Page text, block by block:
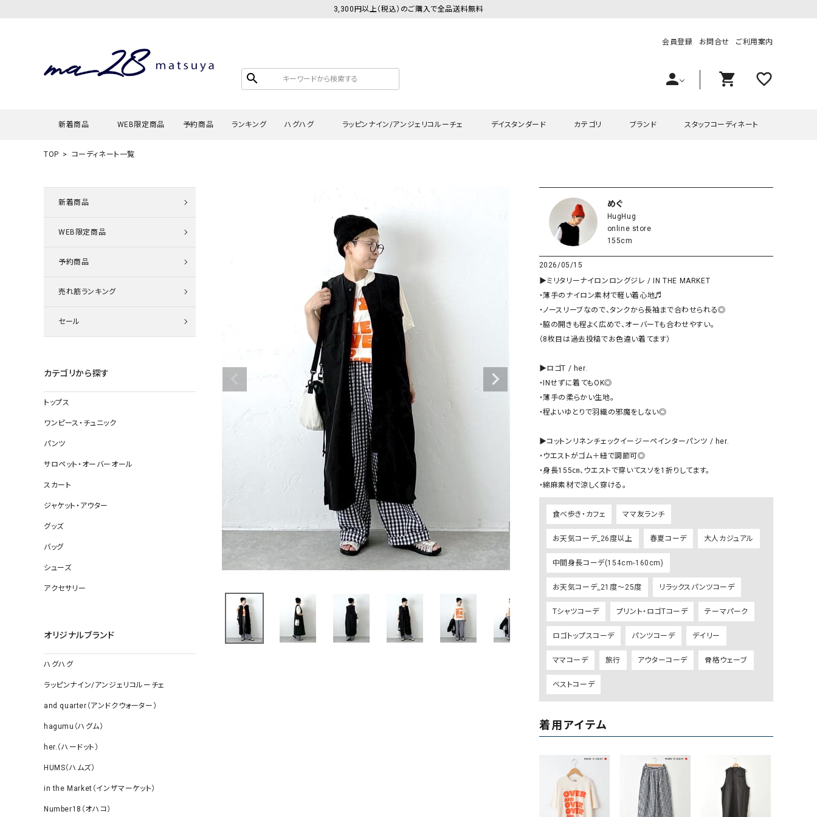
3,300円以上（税込）のご購入で全品送料無料
search
会員登録 お問合せ ご利用案内
person shopping_cart favorite_outline
新着商品 WEB限定商品 予約商品 ランキング ハグハグ
ロング・マキシ丈
その他スカート
すべて見る
帽子
ソックス
ラッピンナイン/アンジェリコルーチェ
カーディガン
タンクトップ・キャミソール
デニムパンツ
その他のパンツ
ジャケット
コート
その他アウター
デイスタンダード
チュニック
その他スカート
すべて見る
帽子
ソックス・その他雑貨
カテゴリ
ワンピース・チュニック
サロペット・オーバーオール
スカート
ジャケット・アウター
グッズ
ワンピース・チュニック
サロペット・オーバーオール
グッズ
ブランド
ラッピンナイン/アンジェリコルーチェ
hagumu（ハグム）
her.（ハードット）
and quarter（アンドクウォーター） HUMS（ハムズ）
Our.（アワードット）
Wrapin nine9（ラッピンナイン）
1%（イチ パーセント）
1 metre carre（アンメートルキャレ ）
adidas（アディダス）
Antiquite's（アンティークス）
NATURAL LAUNDRY（ナチ
Audition（オーディション）
ツ）
blue willow（ブルーウィロー） Osmosis（オズモシス）
blue willow（ブルーウィロー）
CUBE SUGAR（キューブシュガー）
ルスター）
Champion（チャンピオン） RED CARD（レッドカード）
DENIM DUNGAREE（デニムダンガリー）
Deck（ディック） SUN VALLEY（サンバレー）
EVOL（イーボル）
SCOTCH&SODA（スコッ
ダ）
Emma Taylor（エマテイラー） SUGAR ROSE（シュガーロ
FLAVOR TEE（フレーバーティー） squady by graphite（スカ
スタッフコーディネート
TOP コーディネート一覧
新着商品
WEB限定商品
予約商品
売れ筋ランキング
セール
カテゴリから探す
トップス
ワンピース・チュニック
パンツ
サロペット・オーバーオール
スカート
ジャケット・アウター
グッズ
バッグ
シューズ
アクセサリー
オリジナルブランド
ハグハグ
ラッピンナイン/アンジェリコルーチェ
and quarter（アンドクウォーター）
hagumu（ハグム）
her.（ハードット）
HUMS（ハムズ）
in the Market（インザマーケット）
Number18（オハコ）
めぐ
HugHug
online store
155cm
2026/05/15
▶︎ミリタリーナイロンロングジレ / IN THE MARKET
・薄手のナイロン素材で軽い着心地♬
・ノースリーブなので、タンクから長袖まで合わせられる◎
・脇の開きも程よく広めで、オーバーTも合わせやすい。
（8枚目は過去投稿でお色違い着てます）
▶︎ロゴT / her.
・INせずに着てもOK◎
・薄手の柔らかい生地。
・程よいゆとりで羽織の邪魔をしない◎
▶︎コットンリネンチェックイージーペインターパンツ / her.
・ウエストがゴム＋紐で調節可◎
・身長155㎝、ウエストで穿いてスソを1折りしてます。
食べ歩き・カフェ ママ友ランチ
お天気コーデ_26度以上 春夏コーデ 大人カジュアル
中間身長コーデ(154cm-160cm)
お天気コーデ_21度～25度 リラックスパンツコーデ
Tシャツコーデ プリント・ロゴTコーデ テーマパーク
ロゴトップスコーデ パンツコーデ デイリー
ママコーデ 旅行 アウターコーデ 骨格ウェーブ
ベストコーデ
着用アイテム